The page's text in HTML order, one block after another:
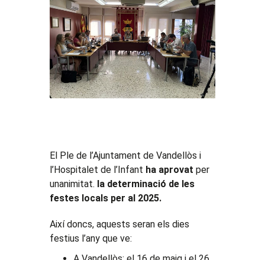
El Ple de l’Ajuntament de Vandellòs i
l’Hospitalet de l’Infant ha aprovat per
unanimitat. la determinació de les
festes locals per al 2025.
Així doncs, aquests seran els dies
festius l’any que ve: